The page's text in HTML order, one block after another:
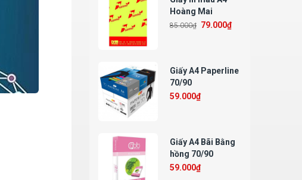
Hoàng Mai
85.000₫ 79.000₫
Giấy A4 Paperline
70/90
59.000₫
Giấy A4 Bãi Bằng
hồng 70/90
59.000₫